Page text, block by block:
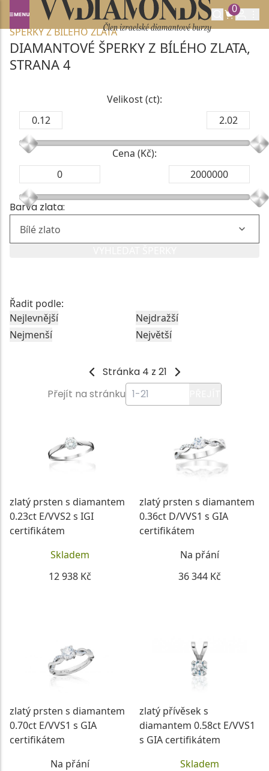
0
Domů DIAMANTOVÉ ŠPERKY
DIAMANTOVÉ
ŠPERKY Z BÍLÉHO ZLATA
DIAMANTOVÉ ŠPERKY Z BÍLÉHO ZLATA,
STRANA 4
Velikost (ct):
Cena (Kč):
Barva zlata:
Řadit podle:
Nejlevnější
Nejdražší
Nejmenší
Největší
Stránka 4 z 21
Přejít na stránku
zlatý prsten s diamantem
0.23ct E/VVS2 s IGI
certifikátem
Skladem
12 938 Kč
zlatý prsten s diamantem
0.36ct D/VVS1 s GIA
certifikátem
Na přání
36 344 Kč
zlatý prsten s diamantem
0.70ct E/VVS1 s GIA
certifikátem
Na přání
zlatý přívěsek s
diamantem 0.58ct E/VVS1
s GIA certifikátem
Skladem